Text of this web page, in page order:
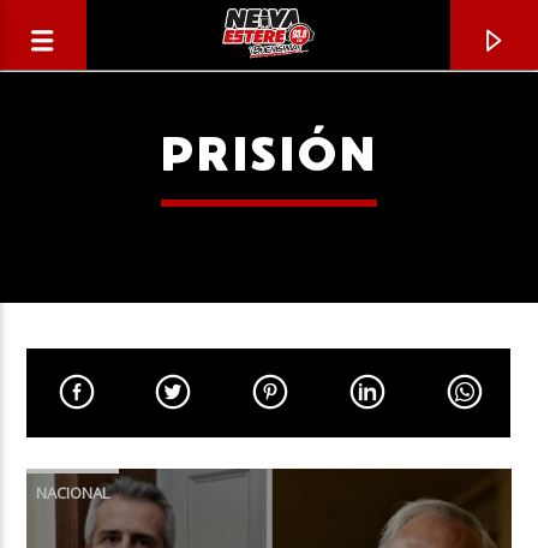
TÍTULO
ARTISTA
PRISIÓN
NACIONAL